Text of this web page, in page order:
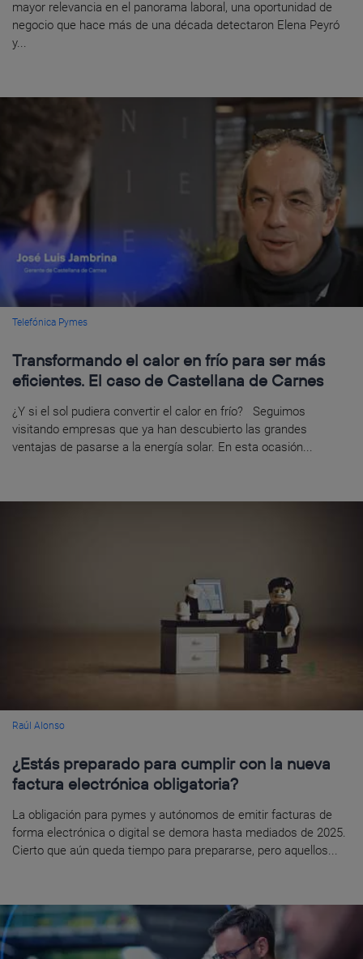
mayor relevancia en el panorama laboral, una oportunidad de
negocio que hace más de una década detectaron Elena Peyró
y...
Telefónica Pymes
Transformando el calor en frío para ser más
eficientes. El caso de Castellana de Carnes
¿Y si el sol pudiera convertir el calor en frío? Seguimos
visitando empresas que ya han descubierto las grandes
ventajas de pasarse a la energía solar. En esta ocasión...
Raúl Alonso
¿Estás preparado para cumplir con la nueva
factura electrónica obligatoria?
La obligación para pymes y autónomos de emitir facturas de
forma electrónica o digital se demora hasta mediados de 2025.
Cierto que aún queda tiempo para prepararse, pero aquellos...